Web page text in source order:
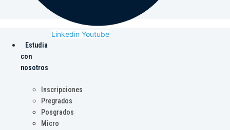
Linkedin Youtube
Estudia
con
nosotros
Inscripciones
Pregrados
Posgrados
Micro